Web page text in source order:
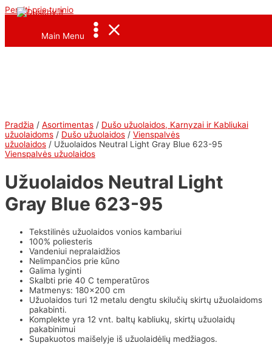
Pereiti prie turinio
Main Menu
<--Pavel_Shrink_Menu-->
Pradžia / Asortimentas / Dušo užuolaidos, Karnyzai ir Kabliukai
užuolaidoms / Dušo užuolaidos / Vienspalvės
užuolaidos / Užuolaidos Neutral Light Gray Blue 623-95
Vienspalvės užuolaidos
Užuolaidos Neutral Light
Gray Blue 623-95
Tekstilinės užuolaidos vonios kambariui
100% poliesteris
Vandeniui nepralaidžios
Nelimpančios prie kūno
Galima lyginti
Skalbti prie 40 C temperatūros
Matmenys: 180×200 cm
Užuolaidos turi 12 metalu dengtu skilučių skirtų užuolaidoms
pakabinti.
Komplekte yra 12 vnt. baltų kabliukų, skirtų užuolaidų
pakabinimui
Supakuotos maišelyje iš užuolaidėlių medžiagos.